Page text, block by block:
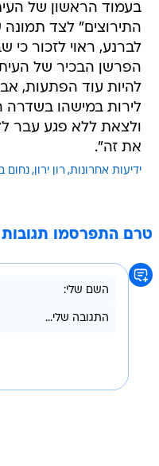
בעמוד הראשון של
התירוצים" לצד
הפרשן הבכיר של
להיות עוד הפתעות,
לירות במישהו בשדרה
ולצאת ללא פגע עבר
את זה".
ידיעות אחרונות רון ירון נחום
טרם התפרסמו תגובות